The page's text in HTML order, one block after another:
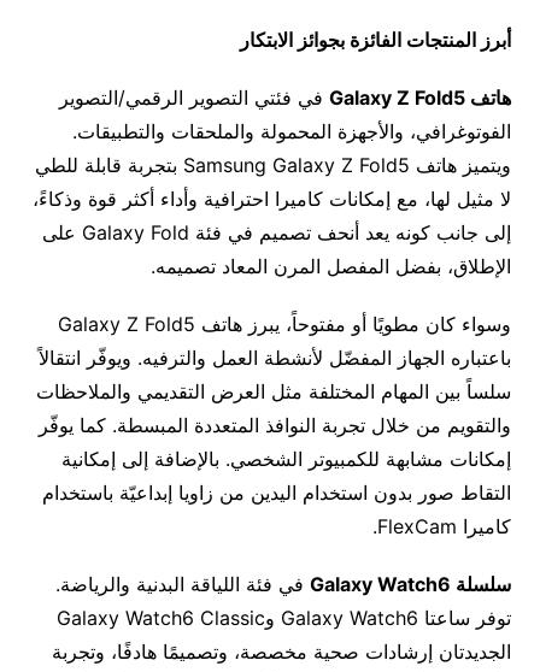
أبرز المنتجات الفائزة بجوائز الابتكار
هاتف
في فئتي التصوير الرقمي/التصوير
الفوتوغرافي، والأجهزة المحمولة والملحقات والتطبيقات.
ويتميز هاتف Samsung Galaxy Z Fold5 بتجربة قابلة للطي
لا مثيل لها، مع إمكانات كاميرا احترافية وأداء أكثر قوة وذكاءً،
إلى جانب كونه يعد أنحف تصميم في فئة Galaxy Fold على
الإطلاق، بفضل المفصل المرن المعاد تصميمه.
وسواء كان مطويًا أو مفتوحاً، يبرز هاتف Galaxy Z Fold5
باعتباره الجهاز المفضّل لأنشطة العمل والترفيه. ويوفّر انتقالاً
سلساً بين المهام المختلفة مثل العرض التقديمي والملاحظات
والتقويم من خلال تجربة النوافذ المتعددة المبسطة. كما يوفّر
إمكانات مشابهة للكمبيوتر الشخصي. بالإضافة إلى إمكانية
التقاط صور بدون استخدام اليدين من زاويا إبداعيّة باستخدام
كاميرا FlexCam.
سلسلة
في فئة اللياقة البدنية والرياضة.
توفر ساعتا Galaxy Watch6 وGalaxy Watch6 Classic
الجديدتان إرشادات صحية مخصصة، وتصميمًا هادفًا، وتجربة